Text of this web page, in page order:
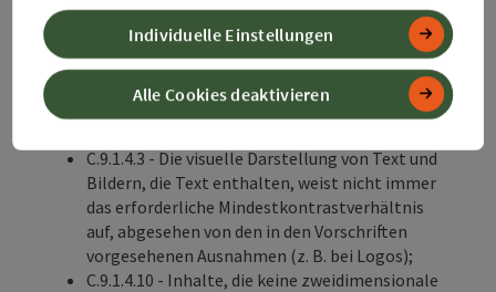
programmatisch bestimmt werden (oder sind
nicht über Text verfügbar);
C.9.1.3.2 - In einigen Fällen, in denen die
Reihenfolge, in der der Inhalt präsentiert wird,
seine Bedeutung beeinflusst, erfolgt dies nur
C.9.1.4.3 - Die visuelle Darstellung von Text und
Bildern, die Text enthalten, weist nicht immer
das erforderliche Mindestkontrastverhältnis
auf, abgesehen von den in den Vorschriften
vorgesehenen Ausnahmen (z. B. bei Logos);
C.9.1.4.10 - Inhalte, die keine zweidimensionale
Alle Cookies deaktivieren
Individuelle Einstellungen